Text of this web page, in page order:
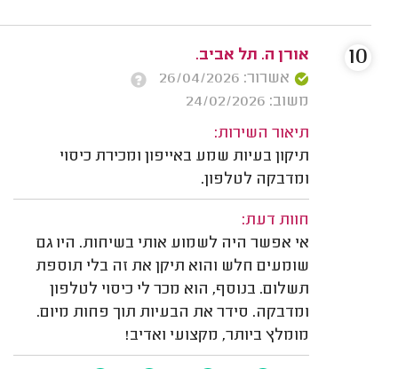
אורן ה. תל אביב.
אשרור: 26/04/2026
משוב: 24/02/2026
תיאור השירות:
תיקון בעיות שמע באייפון ומכירת כיסוי
ומדבקה לטלפון.
חוות דעת:
אי אפשר היה לשמוע אותי בשיחות. היו גם
שומעים חלש והוא תיקן את זה בלי תוספת
תשלום. בנוסף, הוא מכר לי כיסוי לטלפון
ומדבקה. סידר את הבעיות תוך פחות מיום.
מומלץ ביותר, מקצועי ואדיב!
10